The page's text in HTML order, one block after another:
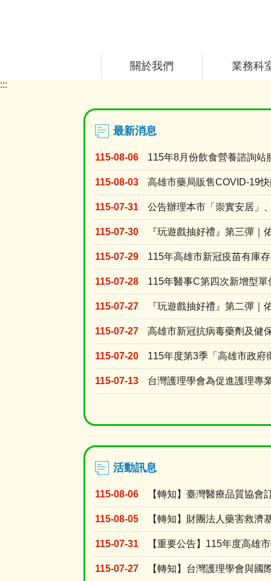
關於我們 業務科
:::
最新消息
115-08-06 115年8月份飲食營養諮詢站
115-08-03
115-07-31
115-07-30 『玩遊戲抽好禮』第三彈｜
115-07-29 115年高雄市新冠疫苗有庫
115-07-28 115年醫事C第四次新增型
115-07-27 『玩遊戲抽好禮』第二彈｜
115-07-27
115-07-20
115-07-13
活動訊息
115-08-06
115-08-05
115-07-31
115-07-27